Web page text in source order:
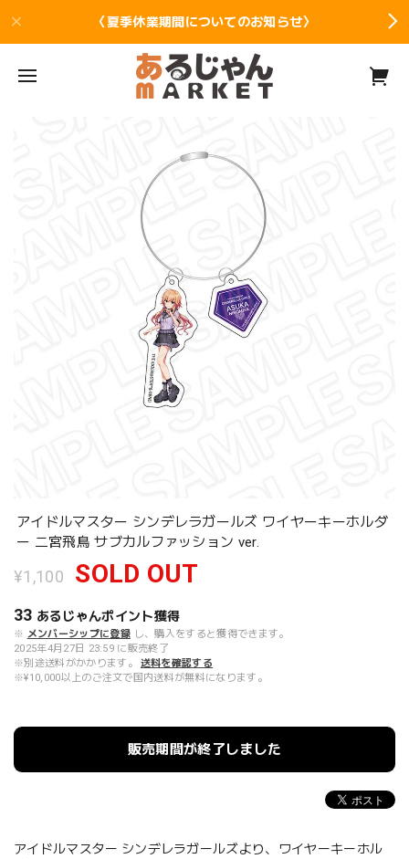
〈夏季休業期間についてのお知らせ〉
アイドルマスター シンデレラガールズ ワイヤーキーホルダ
ー 二宮飛鳥 サブカルファッション ver.
¥1,100 SOLD OUT
33 あるじゃんポイント獲得
※ メンバーシップに登録 し、購入をすると獲得できます。
2025年4月27日 23:59 に販売終了
※別途送料がかかります。
送料を確認する
※¥10,000以上のご注文で国内送料が無料になります。
販売期間が終了しました
アイドルマスター シンデレラガールズより、ワイヤーキーホル